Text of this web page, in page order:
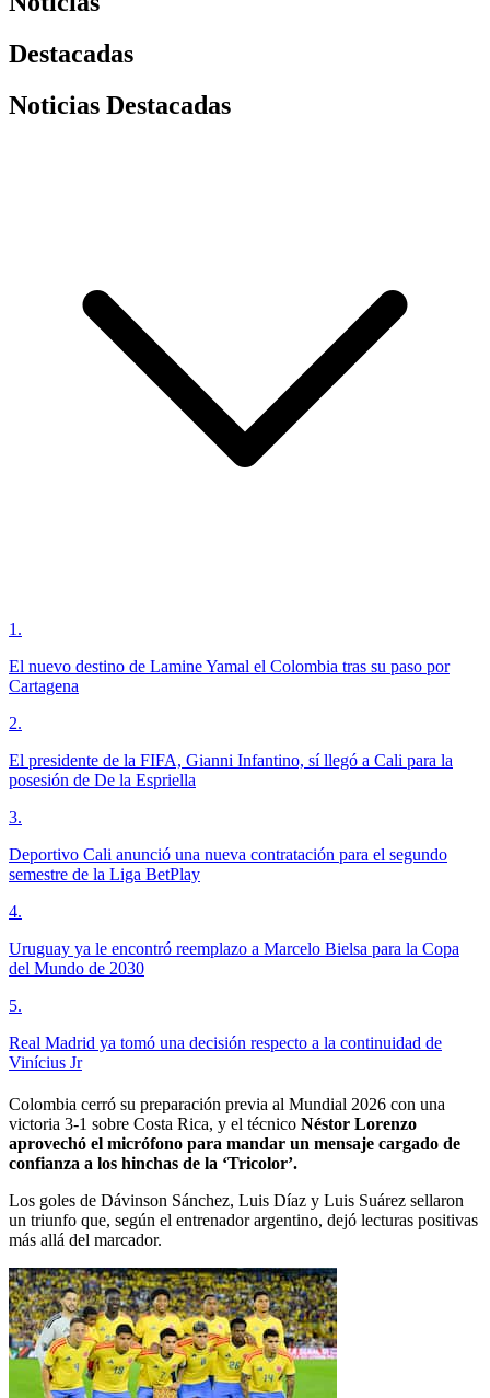
Destacadas
Noticias Destacadas
1 .
El nuevo destino de Lamine Yamal el Colombia tras su paso por
Cartagena
2.
El presidente de la FIFA, Gianni Infantino, sí llegó a Cali para la
posesión de De la Espriella
3.
Deportivo Cali anunció una nueva contratación para el segundo
semestre de la Liga BetPlay
4.
Uruguay ya le encontró reemplazo a Marcelo Bielsa para la Copa
del Mundo de 2030
5.
Real Madrid ya tomó una decisión respecto a la continuidad de
Vinícius Jr
Colombia cerró su preparación previa al Mundial 2026 con una
victoria 3-1 sobre Costa Rica, y el técnico Néstor Lorenzo
aprovechó el micrófono para mandar un mensaje cargado de
confianza a los hinchas de la ‘Tricolor’.
Los goles de Dávinson Sánchez, Luis Díaz y Luis Suárez sellaron
un triunfo que, según el entrenador argentino, dejó lecturas positivas
más allá del marcador.